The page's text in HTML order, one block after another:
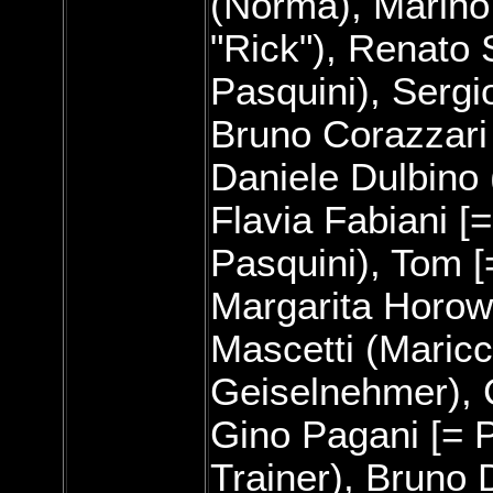
"Rick"), Renato
Pasquini),
Bruno
Daniele
Flavia Fabiani
Pasquini), Tom
Margarita
Mascetti
Geiselnehmer),
Gino Pagani [=
Trainer), Bruno